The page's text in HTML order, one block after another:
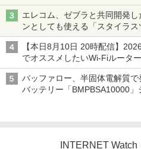
ち・ざ・ろーど！その14】【
エレコム、ゼブラと共同開発
ンとしても使える「スタイラ
も、持ち替えずに書き込める
【本日8月10日 20時配信】
でオススメしたいWi-Fiルータ
水理史の「イニシャルB」チャ
バッファロー、半固体電解質
バッテリー「BMPBSA10000」
INTERNET